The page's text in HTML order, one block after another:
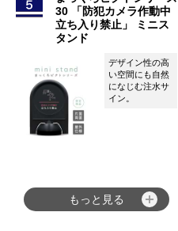
30 「防犯カメラ作動中
立ち入り禁止」 ミニス
タンド
デザイン性の高
い空間にも自然
になじむ注水サ
イン。
もっと見る